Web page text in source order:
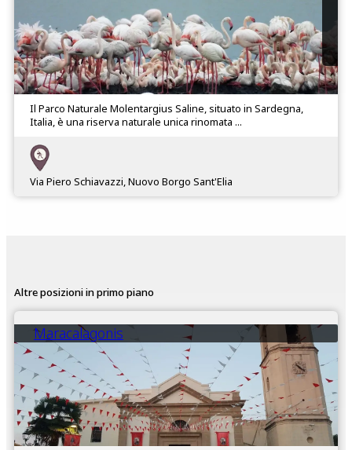
Il Parco Naturale Molentargius Saline, situato in Sardegna,
Italia, è una riserva naturale unica rinomata ...
Via Piero Schiavazzi, Nuovo Borgo Sant'Elia
Altre posizioni in primo piano
Maracalagonis